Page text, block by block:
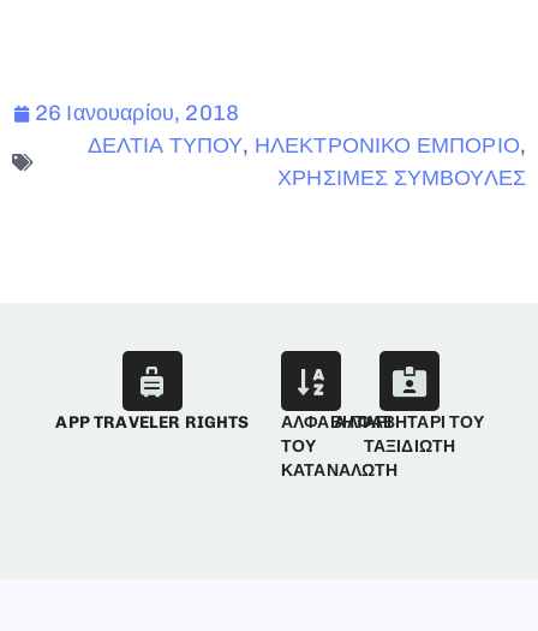
26 Ιανουαρίου, 2018
ΔΕΛΤΙΑ ΤΥΠΟΥ, ΗΛΕΚΤΡΟΝΙΚΟ ΕΜΠΟΡΙΟ,
ΧΡΗΣΙΜΕΣ ΣΥΜΒΟΥΛΕΣ
APP TRAVELER RIGHTS
ΑΛΦΑΒΗΤΑΡΙ
ΤΟΥ
ΚΑΤΑΝΑΛΩΤΗ
ΑΛΦΑΒΗΤΑΡΙ ΤΟΥ
ΤΑΞΙΔΙΩΤΗ